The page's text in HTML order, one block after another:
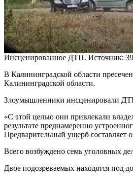
Инсценированное ДТП. Источник:
В Калининградской области
Калининградской области.
Злоумышленники инсценировали
«С этой целью они привлекали
результате преднамеренно
Предварительный ущерб
Всего возбуждено семь уголовных
Двое подозреваемых находятся под